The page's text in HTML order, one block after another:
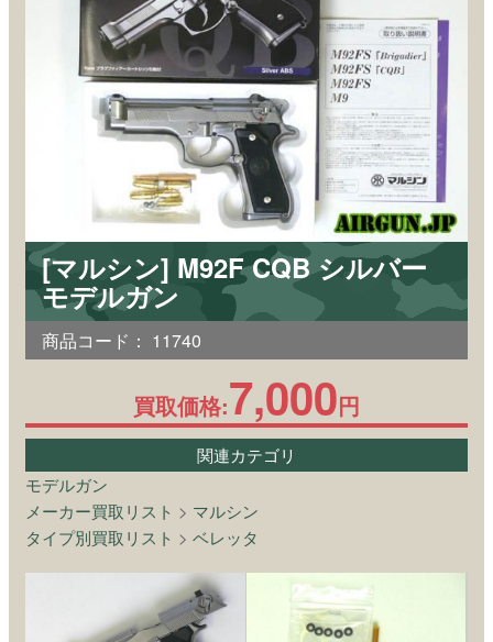
[マルシン] M92F CQB シルバー
モデルガン
商品コード： 11740
買取価格:7,000円
関連カテゴリ
モデルガン
メーカー買取リスト > マルシン
タイプ別買取リスト > ベレッタ